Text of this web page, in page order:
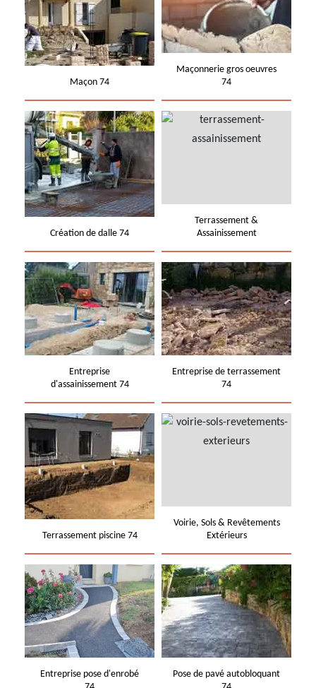
Maçon 74
Maçonnerie gros oeuvres
74
Création de dalle 74
Terrassement &
Assainissement
Entreprise
d'assainissement 74
Entreprise de terrassement
74
Terrassement piscine 74
Voirie, Sols & Revêtements
Extérieurs
Entreprise pose d'enrobé
Pose de pavé autobloquant